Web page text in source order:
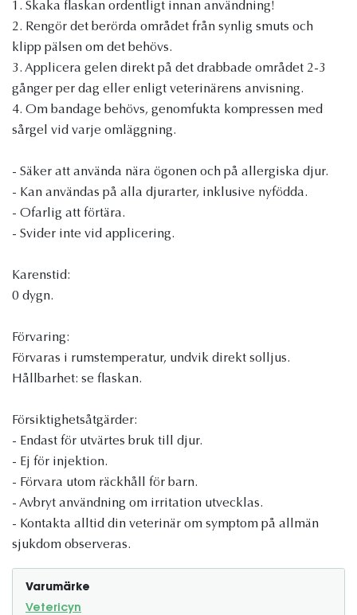
1. Skaka flaskan ordentligt innan användning!
2. Rengör det berörda området från synlig smuts och
klipp pälsen om det behövs.
3. Applicera gelen direkt på det drabbade området 2-3
gånger per dag eller enligt veterinärens anvisning.
4. Om bandage behövs, genomfukta kompressen med
sårgel vid varje omläggning.
- Säker att använda nära ögonen och på allergiska djur.
- Kan användas på alla djurarter, inklusive nyfödda.
- Ofarlig att förtära.
- Svider inte vid applicering.
Karenstid:
0 dygn.
Förvaring:
Förvaras i rumstemperatur, undvik direkt solljus.
Hållbarhet: se flaskan.
Försiktighetsåtgärder:
- Endast för utvärtes bruk till djur.
- Ej för injektion.
- Förvara utom räckhåll för barn.
- Avbryt användning om irritation utvecklas.
- Kontakta alltid din veterinär om symptom på allmän
sjukdom observeras.
Varumärke
Vetericyn